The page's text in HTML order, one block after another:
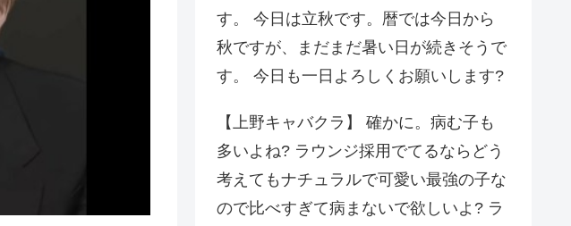
す。 今日は立秋です。暦では今日から
秋ですが、まだまだ暑い日が続きそうで
す。 今日も一日よろしくお願いします?
【上野キャバクラ】 確かに。病む子も
多いよね? ラウンジ採用でてるならどう
考えてもナチュラルで可愛い最強の子な
ので比べすぎて病まないで欲しいよ? ラ